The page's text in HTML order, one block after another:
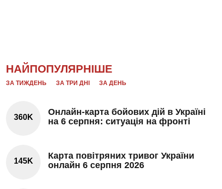
НАЙПОПУЛЯРНІШЕ
ЗА ТИЖДЕНЬ ЗА ТРИ ДНІ ЗА ДЕНЬ
360K
Онлайн-карта бойових дій в Україні
на 6 серпня: ситуація на фронті
145K
Карта повітряних тривог України
онлайн 6 серпня 2026